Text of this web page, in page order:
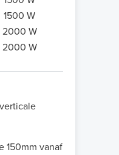
1500 W
2000 W
2000 W
150mm vanaf